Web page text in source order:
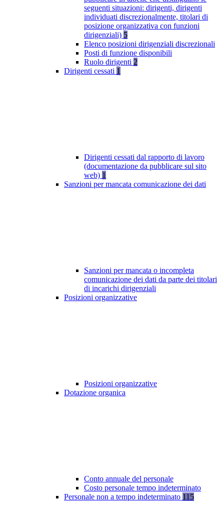
seguenti situazioni: dirigenti, dirigenti
individuati discrezionalmente, titolari di
posizione organizzativa con funzioni
dirigenziali) 5
Elenco posizioni dirigenziali discrezionali
Posti di funzione disponibili
Ruolo dirigenti 2
Dirigenti cessati 1
Dirigenti cessati dal rapporto di lavoro
(documentazione da pubblicare sul sito
web) 1
Sanzioni per mancata comunicazione dei dati
Sanzioni per mancata o incompleta
comunicazione dei dati da parte dei titolari
di incarichi dirigenziali
Posizioni organizzative
Posizioni organizzative
Dotazione organica
Conto annuale del personale
Costo personale tempo indeterminato
Personale non a tempo indeterminato 115